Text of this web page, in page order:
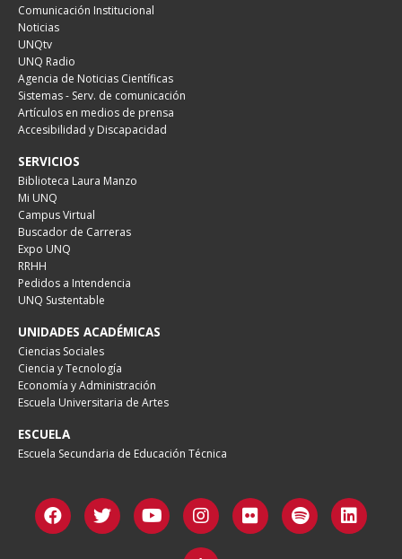
Comunicación Institucional
Noticias
UNQtv
UNQ Radio
Agencia de Noticias Científicas
Sistemas - Serv. de comunicación
Artículos en medios de prensa
Accesibilidad y Discapacidad
SERVICIOS
Biblioteca Laura Manzo
Mi UNQ
Campus Virtual
Buscador de Carreras
Expo UNQ
RRHH
Pedidos a Intendencia
UNQ Sustentable
UNIDADES ACADÉMICAS
Ciencias Sociales
Ciencia y Tecnología
Economía y Administración
Escuela Universitaria de Artes
ESCUELA
Escuela Secundaria de Educación Técnica